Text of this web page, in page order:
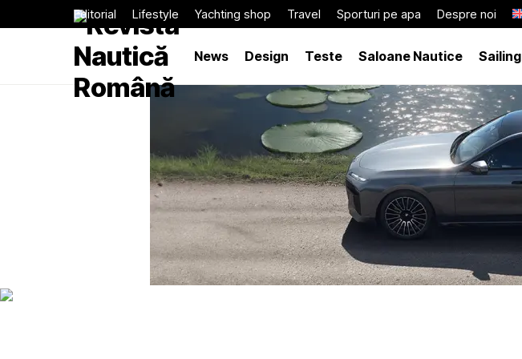
Editorial Lifestyle Yachting shop Travel Sporturi pe apa Despre noi
News Design Teste Saloane Nautice Sailing